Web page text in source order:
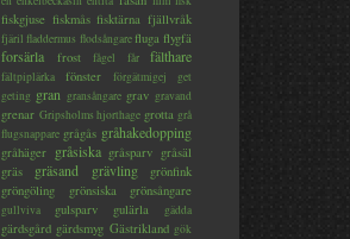
fiskgjuse fiskmås fisktärna fjällvråk
fjäril fladdermus flodsångarefluga flygfä
forsärla frost fågel får fälthare
fältpiplärka fönster förgätmigej
get
geting gran gransångare grav gravand
grenar Gripsholms hjorthage grotta grå
flugsnappare grågås gråhakedopping
gråhäger gråsiska gråsparv gråsäl
gräs
gräsand grävling
grönfink
gröngöling
grönsiska grönsångare
gullviva gulsparv gulärla gädda
gärdsgård gärdsmyg Gästrikland gök